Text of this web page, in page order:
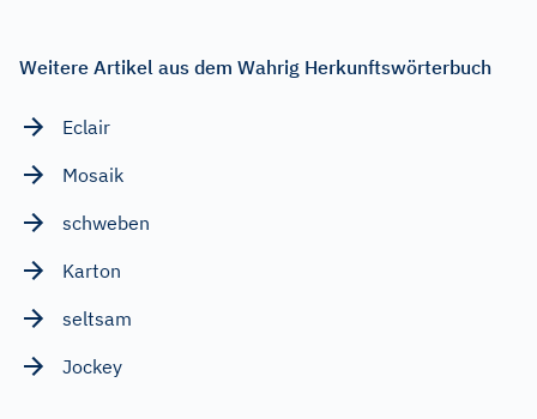
Weitere Artikel aus dem Wahrig Herkunftswörterbuch
Eclair
Mosaik
schweben
Karton
seltsam
Jockey